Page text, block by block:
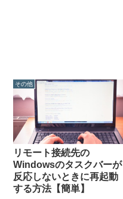
その他
リモート接続先の
Windowsのタスクバーが
反応しないときに再起動
する方法【簡単】